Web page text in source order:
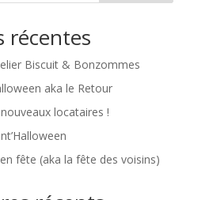
récentes
Biscuit & Bonzommes
aka le Retour
locataires !
fête (aka la fête des voisins)